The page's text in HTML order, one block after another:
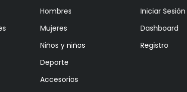
Hombres
Mujeres
Niños y niñas
Deporte
Accesorios
Iniciar Sesión
Dashboard
Registro